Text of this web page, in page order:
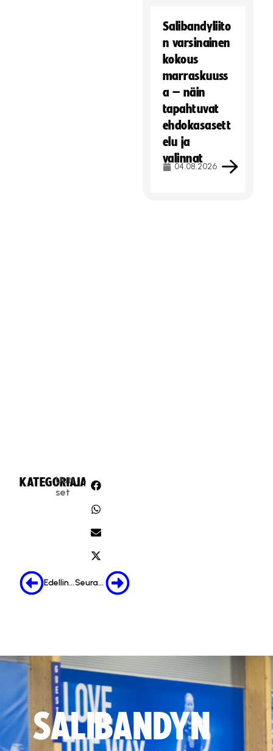
KATEGORIA:
Uuti
set
JAA:
Edellinen Seuraava
Salibandyliito
n varsinainen
kokous
marraskuuss
a – näin
tapahtuvat
ehdokasasett
elu ja
valinnat
04.08.2026
SALIBANDYN